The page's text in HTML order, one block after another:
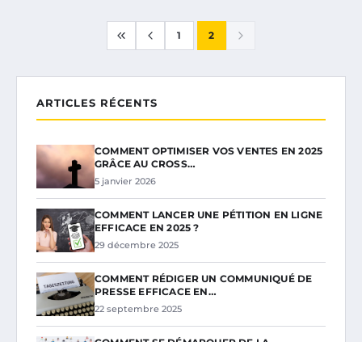
1 2
ARTICLES RÉCENTS
COMMENT OPTIMISER VOS VENTES EN 2025
GRÂCE AU CROSS…
5 janvier 2026
COMMENT LANCER UNE PÉTITION EN LIGNE
EFFICACE EN 2025 ?
29 décembre 2025
COMMENT RÉDIGER UN COMMUNIQUÉ DE
PRESSE EFFICACE EN…
22 septembre 2025